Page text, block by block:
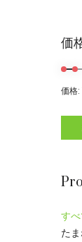
価
価格:
す
た